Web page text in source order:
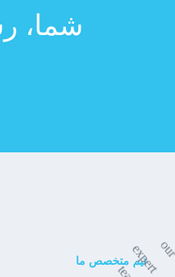
شما،
تیم متخصص ما